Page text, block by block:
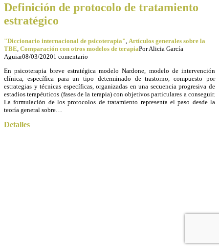
Definición de protocolo de tratamiento
estratégico
"Diccionario internacional de psicoterapia" Artículos generales sobre la
TBE Comparación con otros modelos de terapiaPorAlicia García
Aguiar08/03/20201 comentario
En psicoterapia breve estratégica modelo Nardone, modelo de intervención
clínica, específica para un tipo determinado de trastorno, compuesto por
estrategias y técnicas específicas, organizadas en una secuencia progresiva de
estadios terapéuticos (fases de la terapia) con objetivos particulares a conseguir.
La formulación de los protocolos de tratamiento representa el paso desde la
teoría general sobre…
Detalles